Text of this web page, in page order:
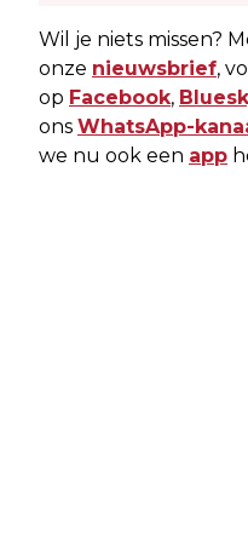
Wil je niets missen?
onze nieuwsbrief,
op Facebook,
ons WhatsApp-
we nu ook een app